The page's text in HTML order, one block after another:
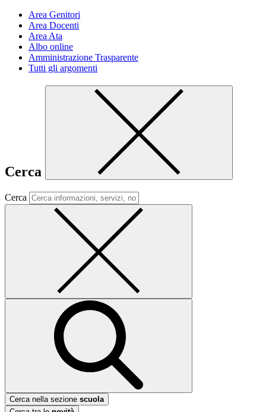
Area Genitori
Area Docenti
Area Ata
Albo online
Amministrazione Trasparente
Tutti gli argomenti
Cerca
Cerca
Cerca nella sezione scuola